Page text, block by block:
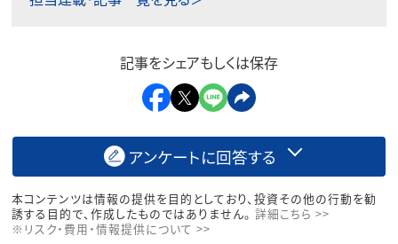
記事をシェアもしくは保存
アンケートに回答する
本コンテンツは情報の提供を目的としており、投資その他の行動を勧
誘する目的で、作成したものではありません。 詳細こちら >>
※リスク・費用・情報提供について >>